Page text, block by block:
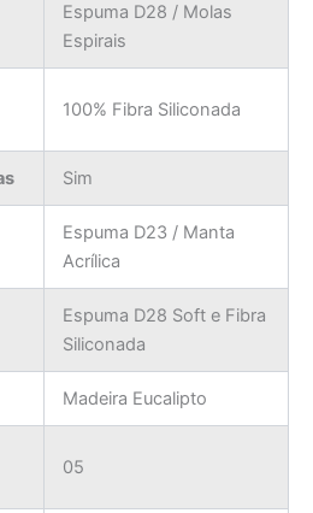
Espuma D28 / Molas
Espirais
100% Fibra Siliconada
Sim
Espuma D23 / Manta
Acrílica
Espuma D28 Soft e Fibra
Siliconada
Madeira Eucalipto
05